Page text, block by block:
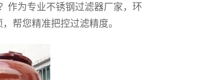
作为专业不锈钢过滤器厂家，环
帮您精准把控过滤精度。